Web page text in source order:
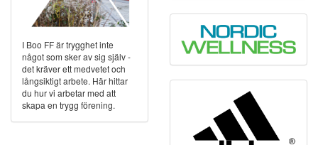
I Boo FF är trygghet inte
något som sker av sig själv -
det kräver ett medvetet och
långsiktigt arbete. Här hittar
du hur vi arbetar med att
skapa en trygg förening.